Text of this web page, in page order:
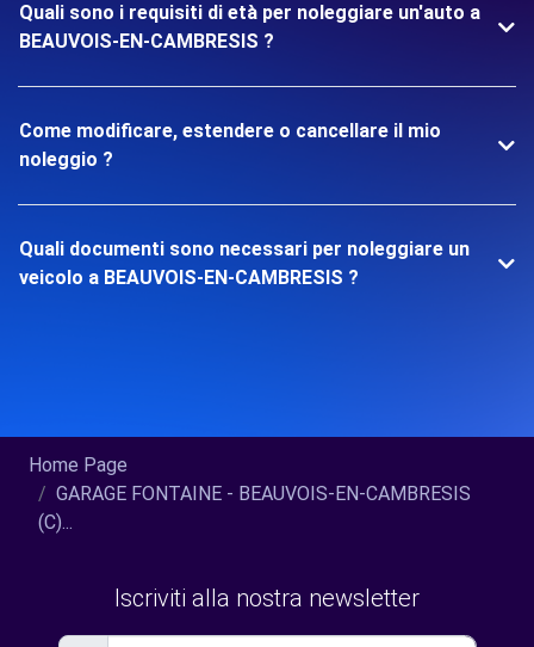
Quali sono i requisiti di età per noleggiare un'auto a
BEAUVOIS-EN-CAMBRESIS ?
Come modificare, estendere o cancellare il mio
noleggio ?
Quali documenti sono necessari per noleggiare un
veicolo a BEAUVOIS-EN-CAMBRESIS ?
Home Page
GARAGE FONTAINE - BEAUVOIS-EN-CAMBRESIS
(C)...
Iscriviti alla nostra newsletter